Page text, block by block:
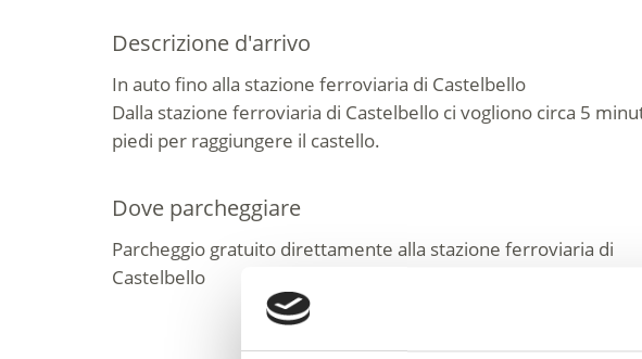
Descrizione d'arrivo
In auto fino alla stazione ferroviaria di Castelbello
Dalla stazione ferroviaria di Castelbello ci vogliono circa 5
piedi per raggiungere il castello.
Dove parcheggiare
Parcheggio gratuito direttamente alla stazione ferroviaria di
Castelbello